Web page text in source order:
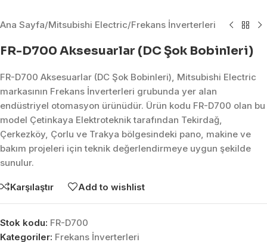
Ana Sayfa/Mitsubishi Electric/Frekans İnverterleri
FR-D700 Aksesuarlar (DC Şok Bobinleri)
FR-D700 Aksesuarlar (DC Şok Bobinleri), Mitsubishi Electric
markasının Frekans İnverterleri grubunda yer alan
endüstriyel otomasyon ürünüdür. Ürün kodu FR-D700 olan bu
model Çetinkaya Elektroteknik tarafından Tekirdağ,
Çerkezköy, Çorlu ve Trakya bölgesindeki pano, makine ve
bakım projeleri için teknik değerlendirmeye uygun şekilde
sunulur.
Karşılaştır Add to wishlist
Stok kodu: FR-D700
Kategoriler: Frekans İnverterleri